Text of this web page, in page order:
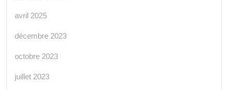
avril 2025
décembre 2023
octobre 2023
juillet 2023